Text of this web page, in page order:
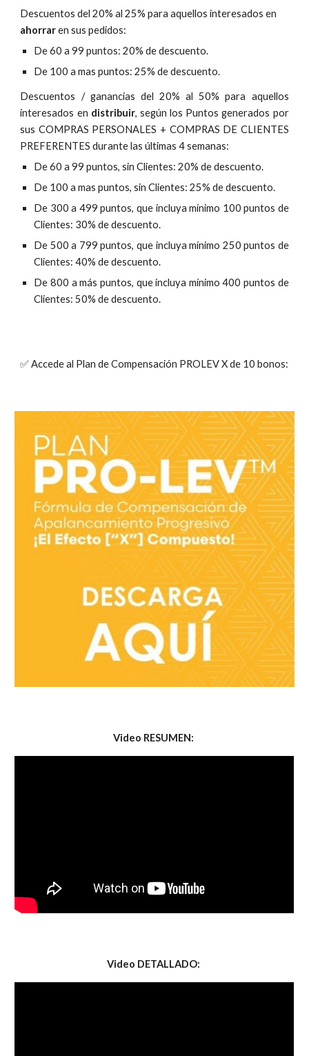
Descuentos del 20% al 25% para aquellos interesados en
ahorraren sus pedidos:
De 60 a 99 puntos: 20% de descuento.
De 100 a mas puntos: 25% de descuento.
Descuentos / ganancias del 20% al 50% para aquellos
interesados en distribuir, según los Puntos generados por
sus COMPRAS PERSONALES + COMPRAS DE CLIENTES
PREFERENTES durante las últimas 4 semanas:
De 60 a 99 puntos, sin Clientes: 20% de descuento.
De 100 a mas puntos, sin Clientes: 25% de descuento.
De 300 a 499 puntos, que incluya mínimo 100 puntos de
Clientes: 30% de descuento.
De 500 a 799 puntos, que incluya mínimo 250 puntos de
Clientes: 40% de descuento.
De 800 a más puntos, que incluya mínimo 400 puntos de
Clientes: 50% de descuento.
✅ Accede al Plan de Compensación PROLEV X de 10 bonos:
Video RESUMEN:
Video DETALLADO: